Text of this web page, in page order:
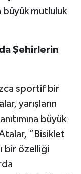
büyük mutluluk
Şehirlerin
sportif bir
yarışların
büyük
“Bisiklet
bir özelliği